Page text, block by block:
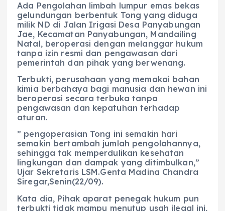
Ada Pengolahan limbah lumpur emas bekas
gelundungan berbentuk Tong yang diduga
milik ND di Jalan Irigasi Desa Panyabungan
Jae, Kecamatan Panyabungan, Mandailing
Natal, beroperasi dengan melanggar hukum
tanpa izin resmi dan pengawasan dari
pemerintah dan pihak yang berwenang.
Terbukti, perusahaan yang memakai bahan
kimia berbahaya bagi manusia dan hewan ini
beroperasi secara terbuka tanpa
pengawasan dan kepatuhan terhadap
aturan.
” pengoperasian Tong ini semakin hari
semakin bertambah jumlah pengolahannya,
sehingga tak memperdulikan kesehatan
lingkungan dan dampak yang ditimbulkan,”
Ujar Sekretaris LSM.Genta Madina Chandra
Siregar,Senin(22/09).
Kata dia, Pihak aparat penegak hukum pun
terbukti tidak mampu menutup usah ilegal ini,